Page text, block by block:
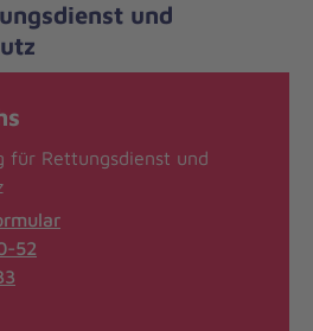
und
für Rettungsdienst und
52